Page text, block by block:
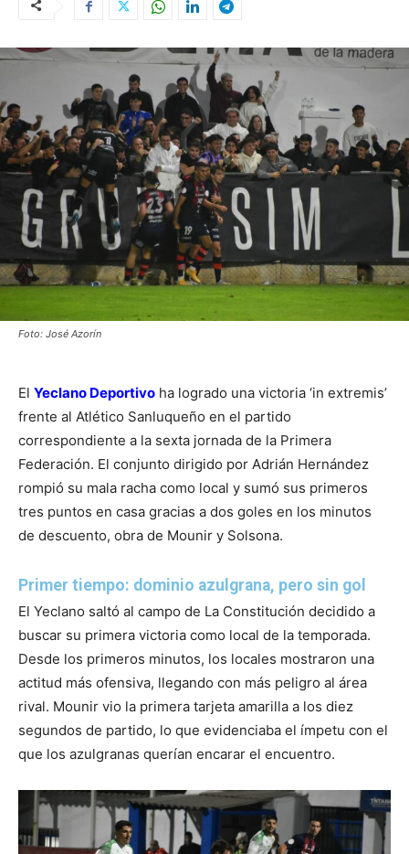
Foto: José Azorín
El Yeclano Deportivo ha logrado una victoria ‘in extremis’
frente al Atlético Sanluqueño en el partido
correspondiente a la sexta jornada de la Primera
Federación. El conjunto dirigido por Adrián Hernández
rompió su mala racha como local y sumó sus primeros
tres puntos en casa gracias a dos goles en los minutos
de descuento, obra de Mounir y Solsona.
Primer tiempo: dominio azulgrana, pero sin gol
El Yeclano saltó al campo de La Constitución decidido a
buscar su primera victoria como local de la temporada.
Desde los primeros minutos, los locales mostraron una
actitud más ofensiva, llegando con más peligro al área
rival. Mounir vio la primera tarjeta amarilla a los diez
segundos de partido, lo que evidenciaba el ímpetu con el
que los azulgranas querían encarar el encuentro.